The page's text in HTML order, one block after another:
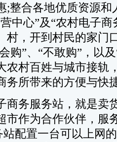
;整合各地优质资源和
中心”及“农村电子商
村，开到村民的家门
购”、“不敢购”，以
农村百姓与城市接轨
务所带来的方便与快
务服务站，就是卖
市作为合作伙伴，服
站配置一台可以上网